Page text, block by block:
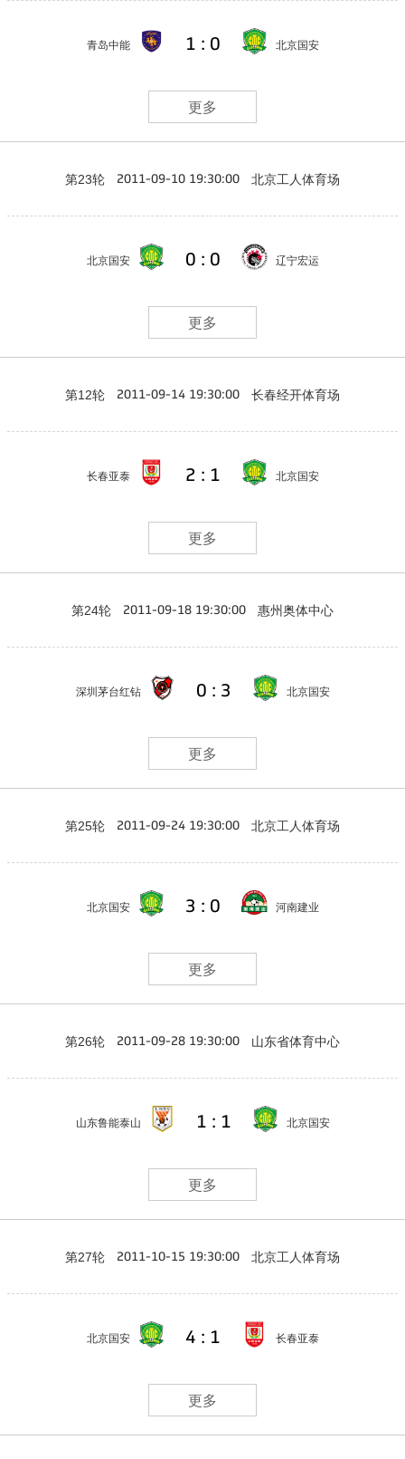
青岛中能 1 : 0 北京国安
更多
第23轮 2011-09-10 19:30:00 北京工人体育场
北京国安 0 : 0 辽宁宏运
更多
第12轮 2011-09-14 19:30:00 长春经开体育场
长春亚泰 2 : 1 北京国安
更多
第24轮 2011-09-18 19:30:00 惠州奥体中心
深圳茅台红钻 0 : 3 北京国安
更多
第25轮 2011-09-24 19:30:00 北京工人体育场
北京国安 3 : 0 河南建业
更多
第26轮 2011-09-28 19:30:00 山东省体育中心
山东鲁能泰山 1 : 1 北京国安
更多
第27轮 2011-10-15 19:30:00 北京工人体育场
北京国安 4 : 1 长春亚泰
更多